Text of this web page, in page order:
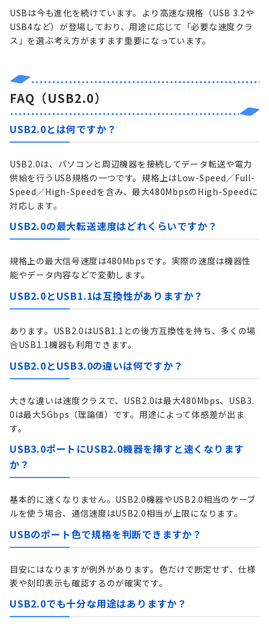
USBは今も進化を続けています。より高速な規格（USB 3.2や
USB4など）が登場しており、用途に応じて「必要な速度クラ
ス」を選ぶ考え方がますます重要になっています。
FAQ（USB2.0）
USB2.0とは何ですか？
USB2.0は、パソコンと周辺機器を接続してデータ転送や電力
供給を行うUSB規格の一つです。規格上はLow-Speed／Full-
Speed／High-Speedを含み、最大480MbpsのHigh-Speedに
対応します。
USB2.0の最大転送速度はどれくらいですか？
規格上の最大信号速度は480Mbpsです。実際の速度は機器性
能やデータ内容などで変動します。
USB2.0とUSB1.1は互換性がありますか？
あります。USB2.0はUSB1.1との後方互換性を持ち、多くの場
合USB1.1機器も利用できます。
USB2.0とUSB3.0の違いは何ですか？
大きな違いは速度クラスで、USB2.0は最大480Mbps、USB3.
0は最大5Gbps（理論値）です。用途によって体感差が出ま
す。
USB3.0ポートにUSB2.0機器を挿すと速くなります
か？
基本的に速くなりません。USB2.0機器やUSB2.0相当のケーブ
ルを使う場合、通信速度はUSB2.0相当が上限になります。
USBのポート色で規格を判断できますか？
目安にはなりますが例外があります。色だけで断定せず、仕様
表や刻印表示も確認するのが確実です。
USB2.0でも十分な用途はありますか？